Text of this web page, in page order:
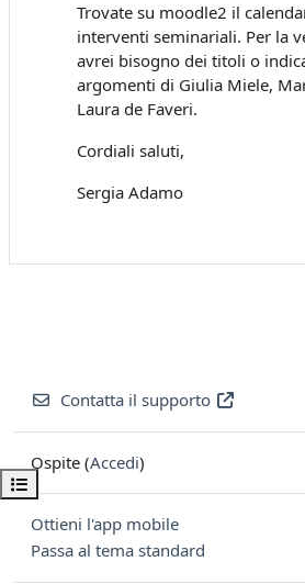
Apri indice del corso
Trovate su moodle2 il
interventi seminariali. Per la
avrei bisogno dei titoli o
argomenti di Giulia Miele,
Laura de Faveri.
Cordiali saluti,
Sergia Adamo
Contatta il supporto
Ospite (Accedi)
Ottieni l'app mobile
Passa al tema standard